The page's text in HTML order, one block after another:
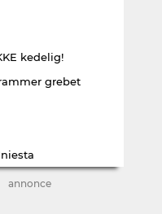
kedelig!
grebet
annonce